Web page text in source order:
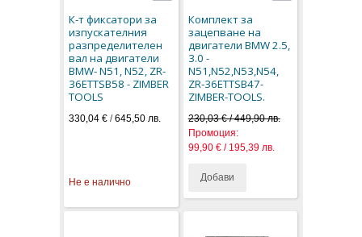
К-т фиксатори за
изпускателния
разпределителен
вал на двигатели
BMW- N51, N52, ZR-
36ETTSB58 - ZIMBER
TOOLS
330,04 € /645,50 лв.
Не е налично
Комплект за
зацепване на
двигатели BMW 2.5,
3.0 -
N51,N52,N53,N54,
ZR-36ETTSB47-
ZIMBER-TOOLS.
230,03 € / 449,90 лв.
Промоция:
99,90 € / 195,39 лв.
Добави